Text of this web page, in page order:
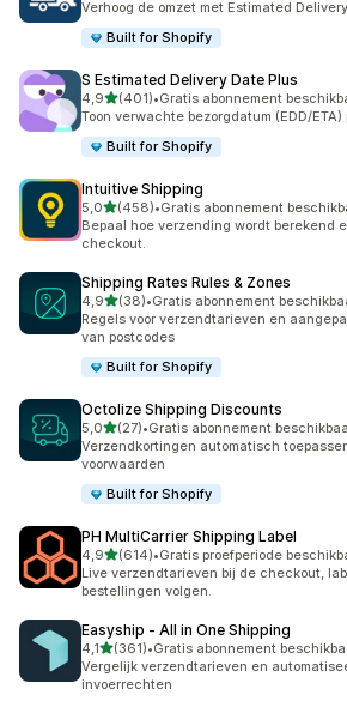
Verhoog de omzet met Estimated
Built for Shopify
S Estimated Delivery Date Plus
4,9van 5 sterren
(401)
401 recensies in totaal
•Gratis abonnement
Toon verwachte bezorgdatum (EDD/
Built for Shopify
Intuitive Shipping
5,0van 5 sterren
(458)
458 recensies in totaal
•Gratis abonnement
Bepaal hoe verzending wordt berekend
checkout.
Shipping Rates Rules & Zones
4,9van 5 sterren
(38)
38 recensies in totaal
•Gratis abonnement
Regels voor verzendtarieven en
van postcodes
Built for Shopify
Octolize Shipping Discounts
5,0van 5 sterren
(27)
27 recensies in totaal
•Gratis abonnement
Verzendkortingen automatisch
voorwaarden
Built for Shopify
PH MultiCarrier Shipping Label
4,9van 5 sterren
(614)
614 recensies in totaal
•Gratis proefperiode
Live verzendtarieven bij de checkout,
bestellingen volgen.
Easyship ‑ All in One Shipping
4,1van 5 sterren
(361)
361 recensies in totaal
•Gratis abonnement
Vergelijk verzendtarieven en
invoerrechten